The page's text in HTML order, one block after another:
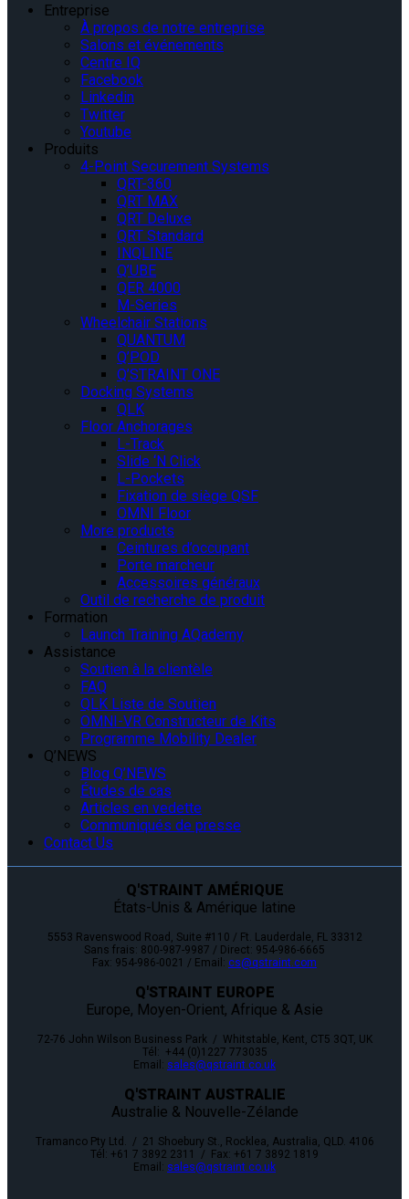
Entreprise
À propos de notre entreprise
Salons et événements
Centre IQ
Facebook
Linkedin
Twitter
Youtube
Produits
4-Point Securement Systems
QRT-360
QRT MAX
QRT Deluxe
QRT Standard
INQLINE
Q’UBE
QER 4000
M-Series
Wheelchair Stations
QUANTUM
Q’POD
Q’STRAINT ONE
Docking Systems
QLK
Floor Anchorages
L-Track
Slide ‘N Click
L-Pockets
Fixation de siège QSF
OMNI Floor
More products
Ceintures d’occupant
Porte marcheur
Accessoires généraux
Outil de recherche de produit
Formation
Launch Training AQademy
Assistance
Soutien à la clientèle
FAQ
QLK Liste de Soutien
OMNI-VR Constructeur de Kits
Programme Mobility Dealer
Q’NEWS
Blog Q’NEWS
Études de cas
Articles en vedette
Communiqués de presse
Contact Us
Q'STRAINT AMÉRIQUE
États-Unis & Amérique latine
5553 Ravenswood Road, Suite #110 / Ft. Lauderdale, FL 33312
Sans frais: 800-987-9987 / Direct: 954-986-6665
Fax: 954-986-0021 / Email: cs@qstraint.com
Q'STRAINT EUROPE
Europe, Moyen-Orient, Afrique & Asie
72-76 John Wilson Business Park / Whitstable, Kent, CT5 3QT, UK
Tél: +44 (0)1227 773035
Email: sales@qstraint.co.uk
Q'STRAINT AUSTRALIE
Australie & Nouvelle-Zélande
Tramanco Pty Ltd. / 21 Shoebury St., Rocklea, Australia, QLD. 4106
Tél: +61 7 3892 2311 / Fax: +61 7 3892 1819
Email: sales@qstraint.co.uk